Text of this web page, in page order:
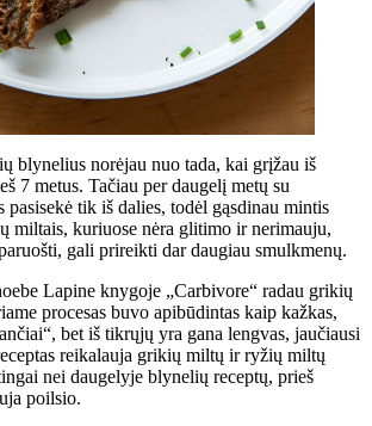
blynelius norėjau nuo tada, kai grįžau iš
7 metus. Tačiau per daugelį metų su
tik iš dalies, todėl gąsdinau mintis
miltais, kuriuose nėra glitimo ir nerimauju,
gali prireikti dar daugiau smulkmenų.
Lapine knygoje „Carbivore“ radau grikių
procesas buvo apibūdintas kaip kažkas,
bet iš tikrųjų yra gana lengvas, jaučiausi
reikalauja grikių miltų ir ryžių miltų
nei daugelyje blynelių receptų, prieš
poilsio.